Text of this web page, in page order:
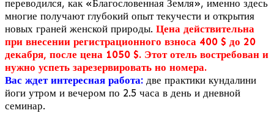
переводился, как «Благословенная Земля», именно здесь
многие получают глубокий опыт текучести и открытия
новых граней женской природы. Цена действительна
при внесении регистрационного взноса 400 $ до 20
декабря, после цена 1050 $. Этот отель востребован и
нужно успеть зарезервировать но номера.
Вас ждет интересная работа: две практики кундалини
йоги утром и вечером по 2.5 часа в день и дневной
семинар.